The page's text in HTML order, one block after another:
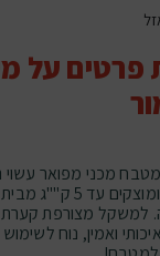
פרטים על
מכני מפואר עשוי
למשקל מצורפת קערת
ואמין, נוח